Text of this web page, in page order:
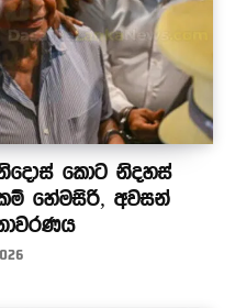
නිදොස් කොට නිදහස්
හේමසිරි, අවසන්